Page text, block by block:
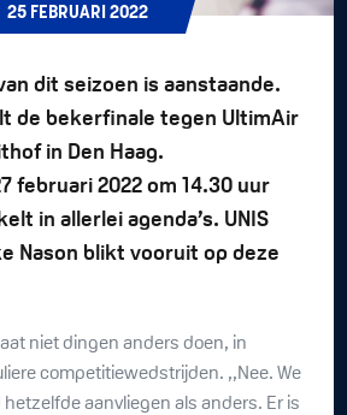
25 FEBRUARI 2022
dit seizoen is aanstaande.
de bekerfinale tegen UltimAir
in Den Haag.
februari 2022 om 14.30 uur
in allerlei agenda’s. UNIS
Nason blikt vooruit op deze
niet dingen anders doen, in
competitiewedstrijden. ,,Nee. We
aanvliegen als anders. Er is